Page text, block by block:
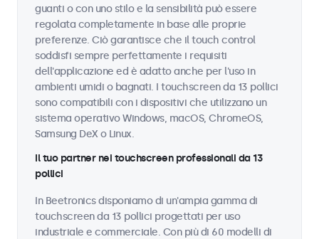
guanti o con uno stilo e la sensibilità può essere
regolata completamente in base alle proprie
preferenze. Ciò garantisce che il touch control
soddisfi sempre perfettamente i requisiti
dell'applicazione ed è adatto anche per l'uso in
ambienti umidi o bagnati. I touchscreen da 13 pollici
sono compatibili con i dispositivi che utilizzano un
sistema operativo Windows, macOS, ChromeOS,
Samsung DeX o Linux.
Il tuo partner nei touchscreen professionali da 13
pollici
In Beetronics disponiamo di un'ampia gamma di
touchscreen da 13 pollici progettati per uso
industriale e commerciale. Con più di 60 modelli di